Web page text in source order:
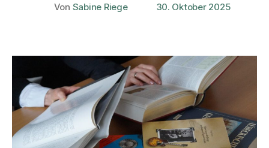
Beitragsautor
Von Sabine Riege Veröffentlichungsdatum
30. Oktober 2025